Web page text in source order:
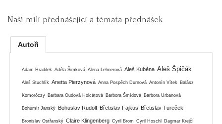
Naši milí přednášející a témata přednášek
Autoři
Adam Hradilek Adéla Šimková Alena Lehnerová Aleš Kuběna Aleš Špičák
Aleš Stuchlík Anetta Pierzynová Anna Pospěch Durnová Antonín Vítek Balász
Komoróczy Barbara Oudová Holcátová Barbora Šmídová Barbora Urbanová
Bohumír Janský Bohuslav Rudolf Břetislav Fajkus Břetislav Tureček
Bronislav Ostřanský Claire Klingenberg Cyril Brom Cyril Hoschl Dagmar Krejčí